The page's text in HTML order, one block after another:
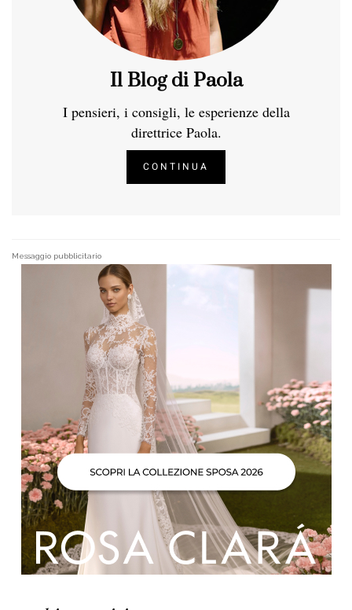
Il Blog di Paola
I pensieri, i consigli, le esperienze della
direttrice Paola.
CONTINUA
Messaggio pubblicitario